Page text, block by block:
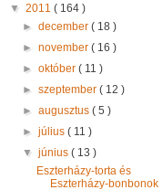
▼ 2011 ( 164 )
►december( 18 )
►november( 16 )
►október( 11 )
►szeptember( 12 )
►augusztus( 5 )
►július( 11 )
▼június( 13 )
Eszterházy-torta és
Eszterházy-bonbonok